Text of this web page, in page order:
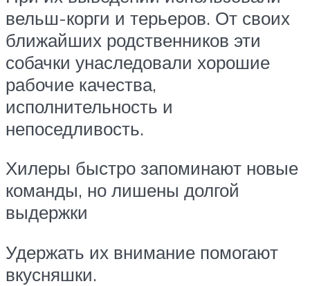
вельш-корги и терьеров. От своих
ближайших родственников эти
собачки унаследовали хорошие
рабочие качества,
исполнительность и
непоседливость.
Хилеры быстро запоминают новые
команды, но лишены долгой
выдержки
Удержать их внимание помогают
вкусняшки.